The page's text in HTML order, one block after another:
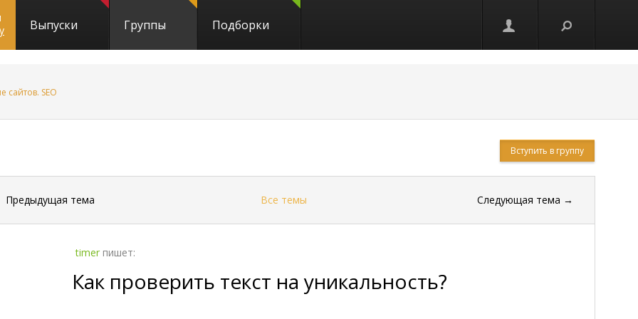
Выпуски Группы Подборки
сайтов. SEO
Вступить в группу
Предыдущая тема Все темы Следующая тема →
timer пишет:
Как проверить текст на уникальность?